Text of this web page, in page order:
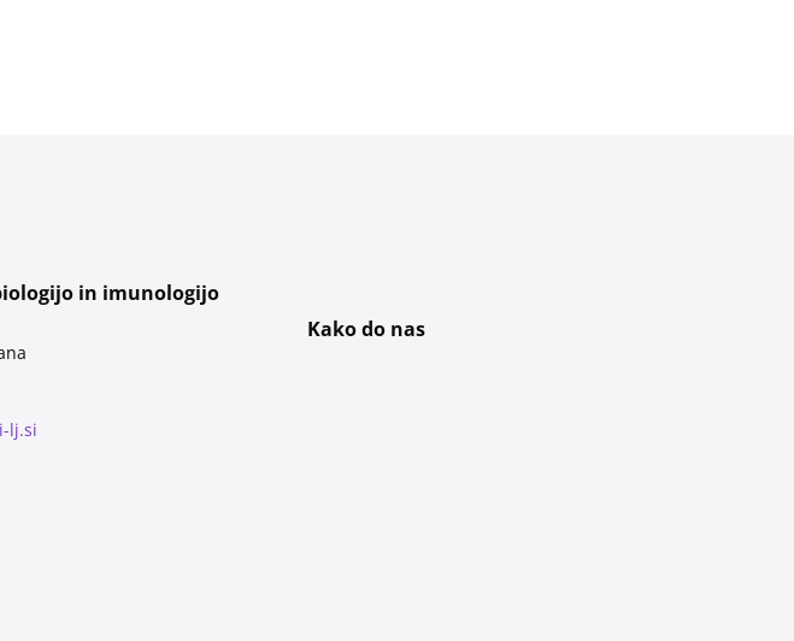
in imunologijo
lj.si
Kako do nas